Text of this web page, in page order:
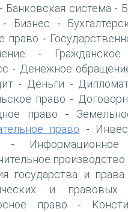
- Банковская система -
- Бизнес -
право -
-
- Денежное
- Деньги -
право -
право -
право -
-
производство
государства и права
и правовых
право -